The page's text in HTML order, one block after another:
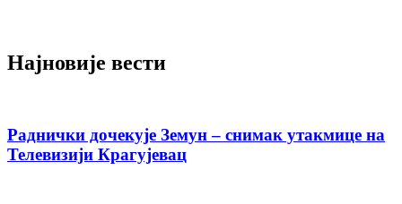
Најновије вести
Раднички дочекује Земун – снимак утакмице на
Телевизији Крагујевац